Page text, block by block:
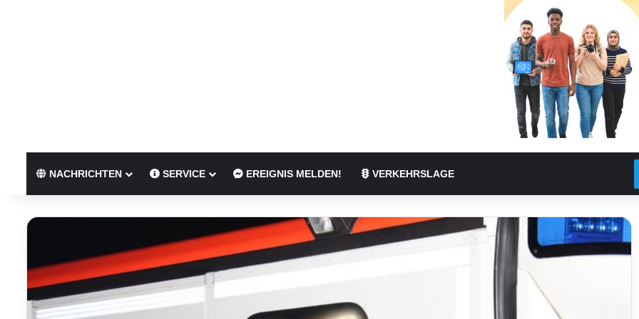
NACHRICHTEN SERVICE EREIGNIS MELDEN! VERKEHRSLAGE